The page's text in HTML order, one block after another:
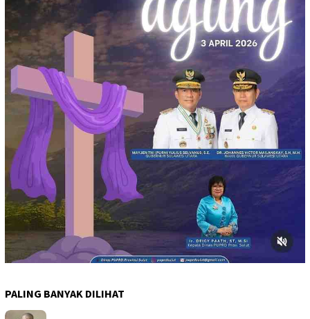
PALING BANYAK DILIHAT